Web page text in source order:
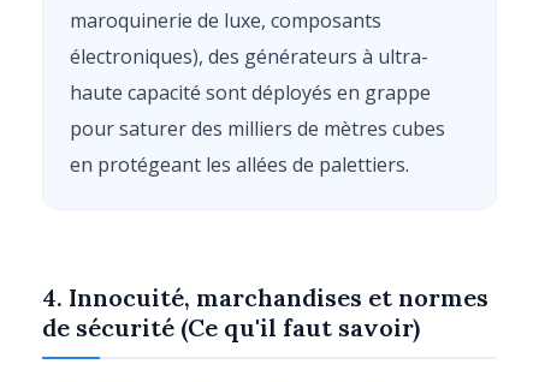
maroquinerie de luxe, composants
électroniques), des générateurs à ultra-
haute capacité sont déployés en grappe
pour saturer des milliers de mètres cubes
en protégeant les allées de palettiers.
4. Innocuité, marchandises et normes
de sécurité (Ce qu'il faut savoir)